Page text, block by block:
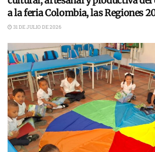
a la feria Colombia, las Regiones
31 DE JULIO DE 2026